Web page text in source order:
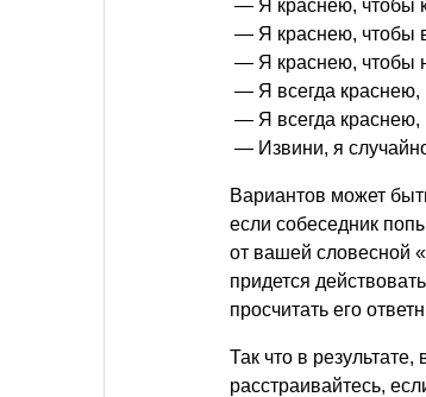
— Я краснею, чтобы
— Я краснею, чтобы
— Я краснею, чтобы
— Я всегда краснею,
— Я всегда краснею,
— Извини, я
Вариантов может
если собеседник
от вашей словесной
придется
просчитать его
Так что в
расстраивайтесь,